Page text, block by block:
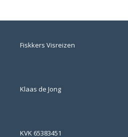
Fiskkers Visreizen
Klaas de Jong
KVK 65383451